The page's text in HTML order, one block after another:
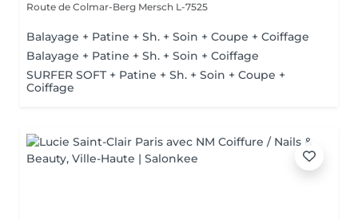
Route de Colmar-Berg Mersch L-7525
Balayage + Patine + Sh. + Soin + Coupe + Coiffage
Balayage + Patine + Sh. + Soin + Coiffage
SURFER SOFT + Patine + Sh. + Soin + Coupe +
Coiffage